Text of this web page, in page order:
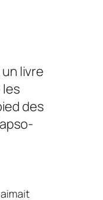
livre
des